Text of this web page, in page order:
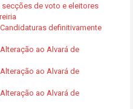
de voto e eleitores
definitivamente
ao Alvará de
ao Alvará de
ao Alvará de